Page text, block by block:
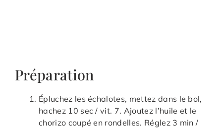
Préparation
Épluchez les échalotes, mettez dans le bol,
hachez 10 sec / vit. 7. Ajoutez l’huile et le
chorizo coupé en rondelles. Réglez 3 min /